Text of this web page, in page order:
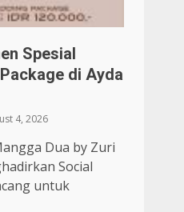
Spesial
di Ayda
4, 2026
Dua by Zuri
Social
untuk